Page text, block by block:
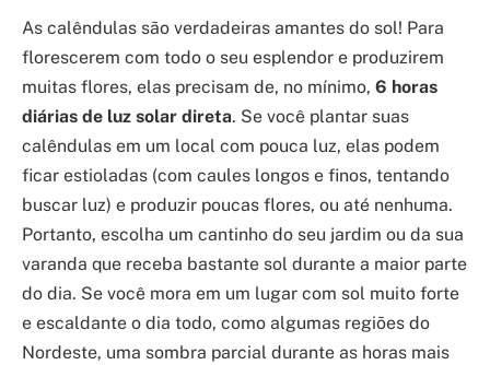
As calêndulas são verdadeiras amantes do sol! Para
florescerem com todo o seu esplendor e produzirem
muitas flores, elas precisam de, no mínimo, 6 horas
diárias de luz solar direta. Se você plantar suas
calêndulas em um local com pouca luz, elas podem
ficar estioladas (com caules longos e finos, tentando
buscar luz) e produzir poucas flores, ou até nenhuma.
Portanto, escolha um cantinho do seu jardim ou da sua
varanda que receba bastante sol durante a maior parte
do dia. Se você mora em um lugar com sol muito forte
e escaldante o dia todo, como algumas regiões do
Nordeste, uma sombra parcial durante as horas mais